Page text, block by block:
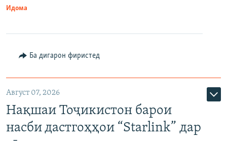
Идома
Ба дигарон фиристед
Август 07, 2026
Нақшаи Тоҷикистон барои
насби дастгоҳҳои “Starlink” дар